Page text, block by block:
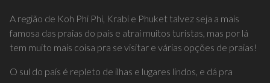
A região de Koh Phi Phi, Krabi e Phuket talvez seja a mais
famosa das praias do país e atrai muitos turistas, mas por lá
tem muito mais coisa pra se visitar e várias opções de praias!
O sul do país é repleto de ilhas e lugares lindos, e dá pra